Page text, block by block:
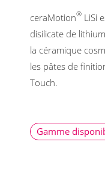
ceraMotion® LiSi
disilicate de
la céramique
les pâtes de
Touch.
Gamme